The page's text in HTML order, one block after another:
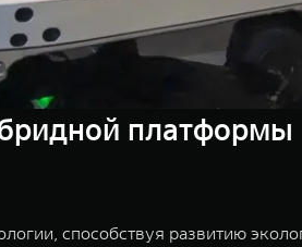
способствуя развитию